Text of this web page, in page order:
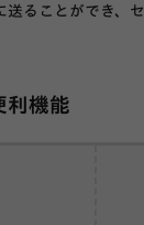
送ることができ、
利機能